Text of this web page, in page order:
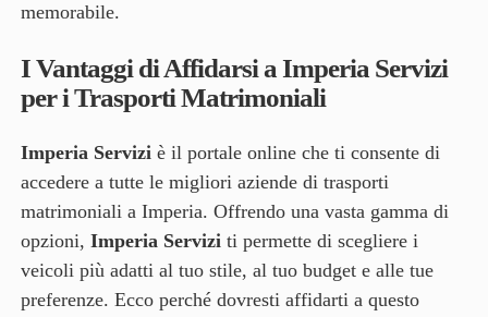
memorabile.
I Vantaggi di Affidarsi a Imperia Servizi
per i Trasporti Matrimoniali
Imperia Serviziè il portale online che ti consente di
accedere a tutte le migliori aziende di trasporti
matrimoniali a Imperia. Offrendo una vasta gamma di
opzioni, Imperia Serviziti permette di scegliere i
veicoli più adatti al tuo stile, al tuo budget e alle tue
preferenze. Ecco perché dovresti affidarti a questo